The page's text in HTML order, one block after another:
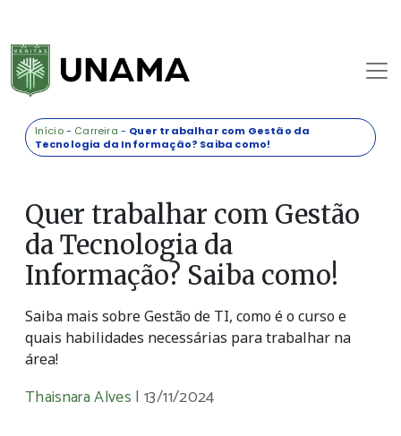
Início- Carreira - Quer trabalhar com Gestão da
Tecnologia da Informação? Saiba como!
Quer trabalhar com Gestão
da Tecnologia da
Informação? Saiba como!
Saiba mais sobre Gestão de TI, como é o curso e
quais habilidades necessárias para trabalhar na
área!
Thaisnara Alves |13/11/2024